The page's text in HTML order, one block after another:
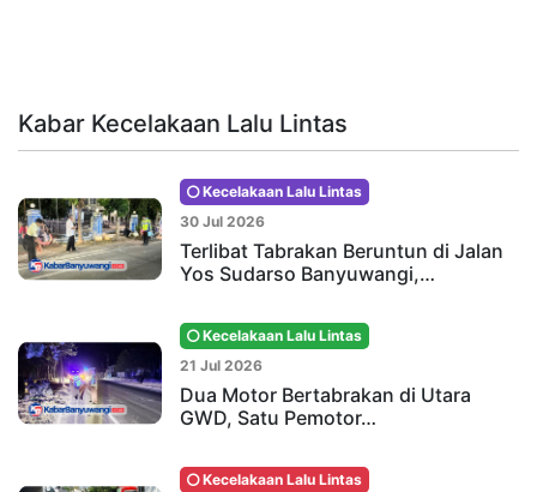
Kabar Kecelakaan Lalu Lintas
Kecelakaan Lalu Lintas
30 Jul 2026
Terlibat Tabrakan Beruntun di Jalan
Yos Sudarso Banyuwangi,…
Kecelakaan Lalu Lintas
21 Jul 2026
Dua Motor Bertabrakan di Utara
GWD, Satu Pemotor…
Kecelakaan Lalu Lintas